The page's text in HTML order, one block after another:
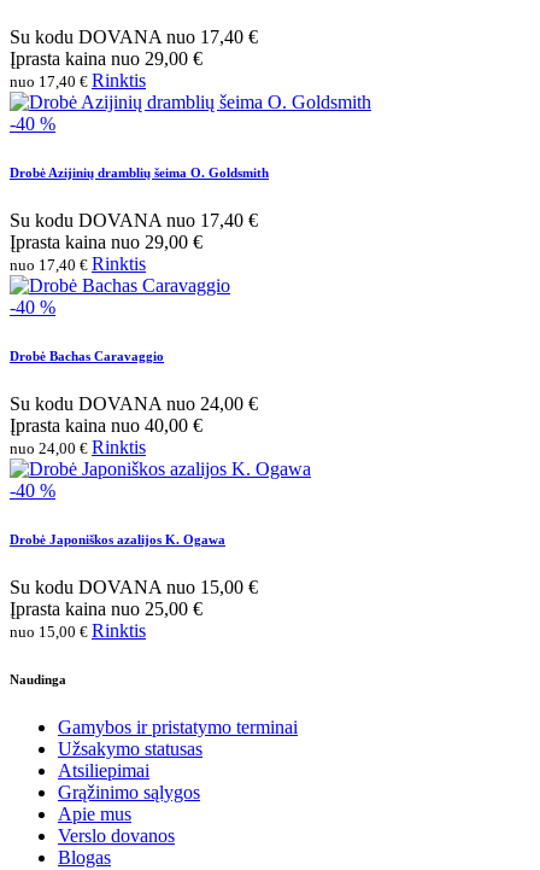
Su kodu DOVANA nuo 17,40 €
Įprasta kaina nuo 29,00 €
nuo 17,40 € Rinktis
-40 %
Drobė Azijinių dramblių šeima O. Goldsmith
Su kodu DOVANA nuo 17,40 €
Įprasta kaina nuo 29,00 €
nuo 17,40 € Rinktis
-40 %
Drobė Bachas Caravaggio
Su kodu DOVANA nuo 24,00 €
Įprasta kaina nuo 40,00 €
nuo 24,00 € Rinktis
-40 %
Drobė Japoniškos azalijos K. Ogawa
Su kodu DOVANA nuo 15,00 €
Įprasta kaina nuo 25,00 €
nuo 15,00 € Rinktis
Naudinga
Gamybos ir pristatymo terminai
Užsakymo statusas
Atsiliepimai
Grąžinimo sąlygos
Apie mus
Verslo dovanos
Blogas